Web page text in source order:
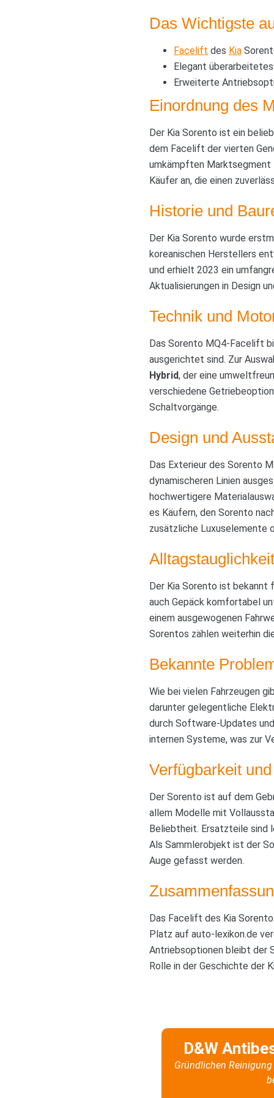
Das Wichtigste
Facelift des Kia
Elegant
Erweiterte
Einordnung des
Der Kia Sorento ist ein
dem Facelift der vierten
umkämpften Marktsegment
Käufer an, die einen
Historie und
Der Kia Sorento wurde
koreanischen Herstellers
und erhielt 2023 ein
Aktualisierungen in Design
Technik und
Das Sorento MQ4-Facelift
ausgerichtet sind. Zur
Hybrid, der eine
verschiedene
Schaltvorgänge.
Design und
Das Exterieur des Sorento
dynamischeren Linien
hochwertigere
es Käufern, den Sorento
zusätzliche Luxuselemente
Der Kia Sorento ist bekannt
auch Gepäck komfortabel
einem ausgewogenen
Sorentos zählen weiterhin
Bekannte
Wie bei vielen Fahrzeugen
darunter gelegentliche
durch Software-Updates
internen Systeme, was zur
Verfügbarkeit
Der Sorento ist auf dem
allem Modelle mit
Beliebtheit. Ersatzteile sind
Als Sammlerobjekt ist der
Auge gefasst werden.
Das Facelift des Kia
Platz auf auto-lexikon.de
Antriebsoptionen bleibt der
Rolle in der Geschichte der
D&W
Gründlichen